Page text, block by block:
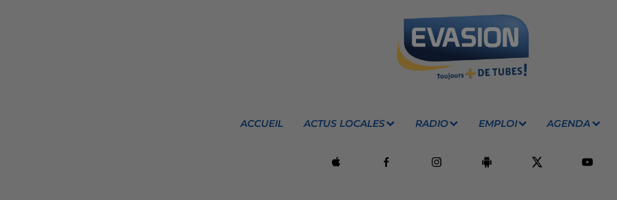
ACCUEIL ACTUS LOCALES RADIO EMPLOI AGENDA